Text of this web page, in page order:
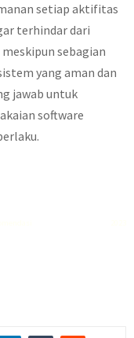
setiap aktifitas
terhindar dari
sebagian
yang aman dan
jawab untuk
software